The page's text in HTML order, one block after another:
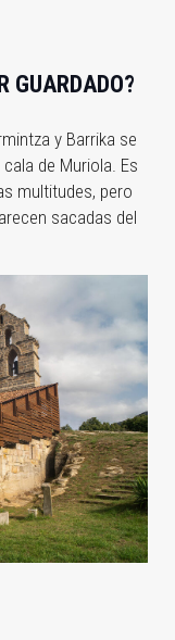
GUARDADO?
y Barrika se
de Muriola. Es
multitudes, pero
sacadas del